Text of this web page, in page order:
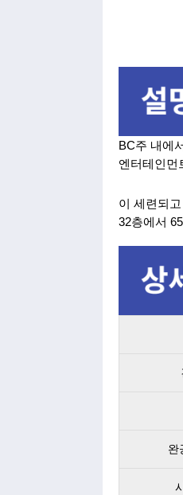
BC주 내에
엔터테인먼
이 세련되
32층에서
완